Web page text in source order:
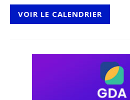
VOIR LE CALENDRIER